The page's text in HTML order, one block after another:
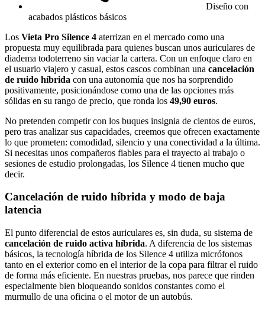
Diseño con
acabados plásticos básicos
Los Vieta Pro Silence 4 aterrizan en el mercado como una
propuesta muy equilibrada para quienes buscan unos auriculares de
diadema todoterreno sin vaciar la cartera. Con un enfoque claro en
el usuario viajero y casual, estos cascos combinan una cancelación
de ruido híbrida con una autonomía que nos ha sorprendido
positivamente, posicionándose como una de las opciones más
sólidas en su rango de precio, que ronda los 49,90 euros.
No pretenden competir con los buques insignia de cientos de euros,
pero tras analizar sus capacidades, creemos que ofrecen exactamente
lo que prometen: comodidad, silencio y una conectividad a la última.
Si necesitas unos compañeros fiables para el trayecto al trabajo o
sesiones de estudio prolongadas, los Silence 4 tienen mucho que
decir.
Cancelación de ruido híbrida y modo de baja
latencia
El punto diferencial de estos auriculares es, sin duda, su sistema de
cancelación de ruido activa híbrida. A diferencia de los sistemas
básicos, la tecnología híbrida de los Silence 4 utiliza micrófonos
tanto en el exterior como en el interior de la copa para filtrar el ruido
de forma más eficiente. En nuestras pruebas, nos parece que rinden
especialmente bien bloqueando sonidos constantes como el
murmullo de una oficina o el motor de un autobús.